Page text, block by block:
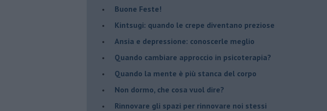
​Buone Feste!
​Kintsugi: quando le crepe diventano preziose
Ansia e depressione: conoscerle meglio
Quando cambiare approccio in psicoterapia?
​Quando la mente è più stanca del corpo
Non dormo, che cosa vuol dire?
​Rinnovare gli spazi per rinnovare noi stessi